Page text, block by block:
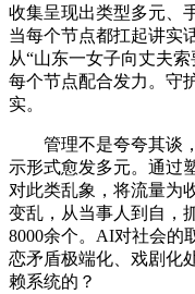
收集呈现出类型多元、
当每个节点都扛起讲实
从“山东一女子向丈夫
每个节点配合发力。守
实。
管理不是夸夸其谈，
示形式愈发多元。通过
对此类乱象，将流量为
变乱，从当事人到自，
8000余个。AI对社会的
恋矛盾极端化、戏剧化
赖系统的？